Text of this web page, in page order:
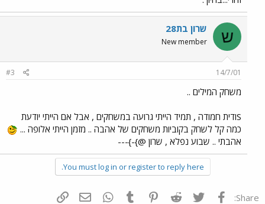
ש שרון בת28
New member
14/7/01
#3
משחק המילים ..
Sודית חמודה , תמיד הייתי גרועה במשחקים , אבל אם הייתי יודעת
כמה קל לשחק בקוביות משחקים של אהבה .. מזמן הייתי אלופה ...
אהבתי .. שבוע נפלא , שרון @}-}---
You must log in or register to reply here.
Share: פייסבוק Twitter
Reddit
Pinterest
Tumblr
WhatsAppדואר אלקטרוני